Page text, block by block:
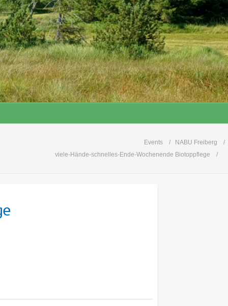
Events
NABU Freiberg
viele-Hände-schnelles-Ende-Wochenende Biotoppflege